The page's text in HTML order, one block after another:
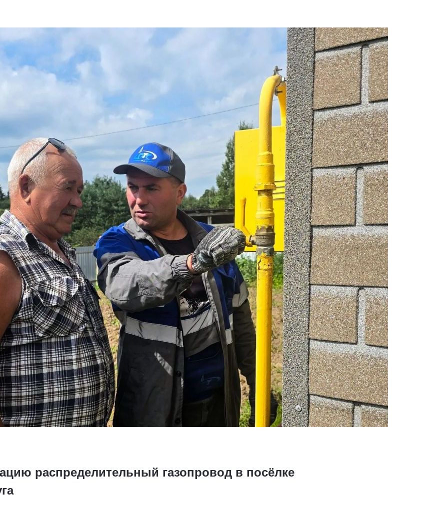
распределительный газопровод в посёлке